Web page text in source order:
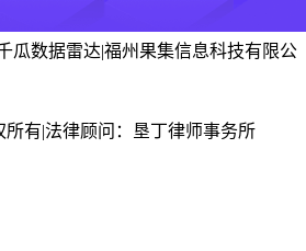
瓜数据雷达|福州果集信息科技有限公
所有|法律顾问：垦丁律师事务所